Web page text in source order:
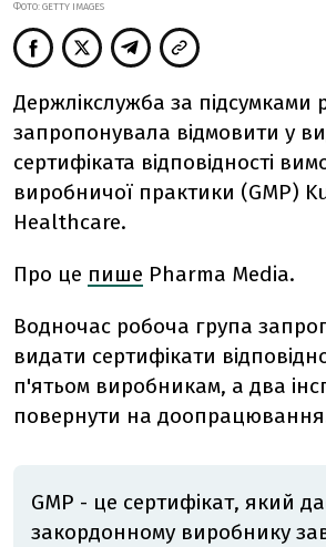
ФОТО: GETTY IMAGES
Держлікслужба за підсумками
запропонувала відмовити у
сертифіката відповідності
виробничої практики (GMP)
Healthcare.
Про це пише Pharma Media.
Водночас робоча група
видати сертифікати
п'ятьом виробникам, а два
повернути на
GMP - це сертифікат, який
закордонному виробнику